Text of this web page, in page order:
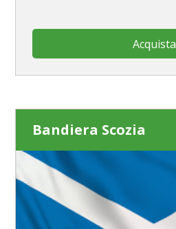
Acquista
Bandiera Scozia